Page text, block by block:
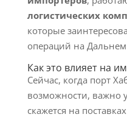
логистических
которые
операций на Дальнем
Как это влияет на
Сейчас, когда порт
возможности, важно
скажется на